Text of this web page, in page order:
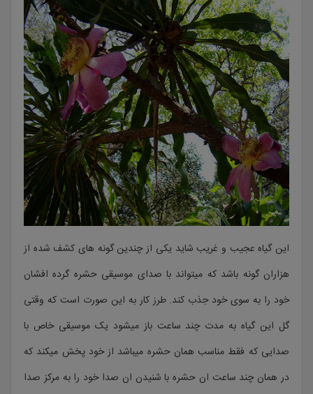
این گیاه عجیب و غریب شاید یکی از چندین گونه های کشف شده از
هزاران گونه باشد که میتواند با صدای موسیقی حشره گرده افشان
خود را به سوی خود جذب کند. طرز کار به این صورت است که وقتی
گل این گیاه به مدت چند ساعت باز میشود یک موسیقی خاص با
صدایی که فقط مناسب همان حشره میباشد از خود پخش میکند که
در همان چند ساعت ان حشره با شنیدن ان صدا خود را به مرکز صدا